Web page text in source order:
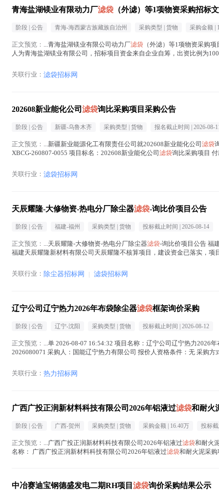
青海盐湖镁业有限动力厂滤袋 （外滤）等1项物资采购招标
阶段 | 公告 青海-海西蒙古族藏族自治州 采购类型 | 货物 采购金额 |
正文预览： ...青海盐湖镁业有限公司动力厂滤袋 （外滤）等1项物资采购
人为青海盐湖镁业有限公司，招标项目资金来自企业自筹，出资比例为
关联行业： 滤袋招标网
202608新业能化公司 滤袋询比采购项目采购公告
阶段 | 公告 新疆-乌鲁木齐 采购类型 | 货物 报名截止时间 | 2026-08-
正文预览： ...新疆新业能源化工有限责任公司就202608新业能化公司 滤袋
XBCG-260807-0055 项目标名：202608新业能化公司 滤袋询比采购项目
关联行业： 滤袋招标网
天辰耀隆-大修物资-热电分厂除尘器滤袋-询比价项目公告
阶段 | 公告 福建-福州 采购类型 | 货物 投标截止时间 | 2026-08-14
正文预览： ...天辰耀隆-大修物资-热电分厂除尘器滤袋-询比价项目公告 福
福建天辰耀隆新材料有限公司天辰耀隆不核算项目，建设资金已落实，项
关联行业： 除尘器招标网 | 滤袋招标网
辽宁公司辽宁热力2026年布袋除尘器滤袋框架询价采购
阶段 | 公告 辽宁-沈阳 采购类型 | 货物 投标截止时间 | 2026-08-12
正文预览： ...单 2026-08-07 16:54:32 项目名称：辽宁公司辽宁热力2026
2026080071 采购人：国能辽宁热力有限公司 报价人资格条件：无 采购
关联行业： 热力招标网
广西广投正润新材料科技有限公司2026年铝液过滤袋和耐火
阶段 | 公告 广西-贺州 采购类型 | 货物 采购金额 | 16.40万 投标
正文预览： ...广西广投正润新材料科技有限公司2026年铝液过滤袋和耐火
名称： 广西广投正润新材料科技有限公司2026年铝液过滤袋和耐火泥采购
中冶赛迪宝钢德盛发电二期RH项目 滤袋询价采购结果公示